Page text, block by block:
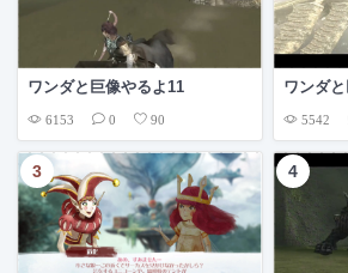
ワンダと巨像やるよ11
6153 0 90
ワンダ
5542